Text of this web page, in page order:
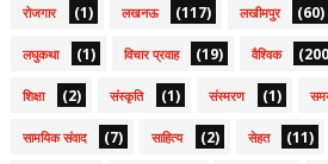
रोजगार (1) लखनऊ (117) लखीमपुर (60)
लघुकथा (1) विचार प्रवाह (19) वैश्विक
शिक्षा (2) संस्कृति (1) संस्मरण (1)
सामयिक संवाद (7) साहित्य (2) सेहत (11)